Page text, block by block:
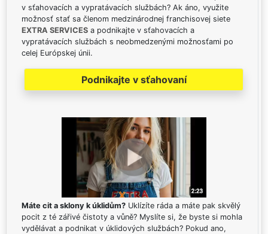
v sťahovacích a vypratávacích službách? Ak áno, využite
možnosť stať sa členom medzinárodnej franchisovej siete
EXTRA SERVICES a podnikajte v sťahovacích a
vypratávacích službách s neobmedzenými možnosťami po
celej Európskej únii.
Podnikajte v sťahovaní
Máte cit a sklony k úklidům? Uklízíte ráda a máte pak skvělý
pocit z té zářivé čistoty a vůně? Myslíte si, že byste si mohla
vydělávat a podnikat v úklidových službách? Pokud ano,